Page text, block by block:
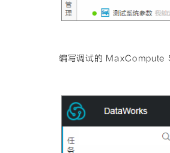
编写调试的 MaxCompute